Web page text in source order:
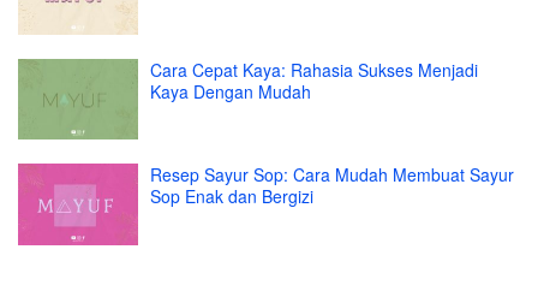
Cara Cepat Kaya: Rahasia Sukses Menjadi
Kaya Dengan Mudah
Resep Sayur Sop: Cara Mudah Membuat Sayur
Sop Enak dan Bergizi